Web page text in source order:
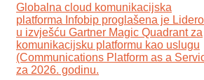
Globalna cloud komunikacijska
platforma Infobip proglašena je
u izvješću Gartner Magic Quadrant za
komunikacijsku platformu kao uslugu
(Communications Platform as a
za 2026. godinu.